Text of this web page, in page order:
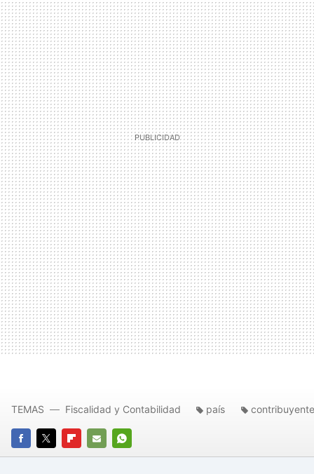
FACEBOOK
TWITTERFLIPBOARD
E-
WHATSAPP
TEMAS Fiscalidad y Contabilidad país contribuyente